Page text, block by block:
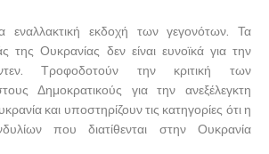
εναλλακτική εκδοχή των γεγονότων. Τα
της Ουκρανίας δεν είναι ευνοϊκά για την
Τροφοδοτούν την κριτική των
Δημοκρατικούς για την ανεξέλεγκτη
και υποστηρίζουν τις κατηγορίες ότι η
που διατίθενται στην Ουκρανία